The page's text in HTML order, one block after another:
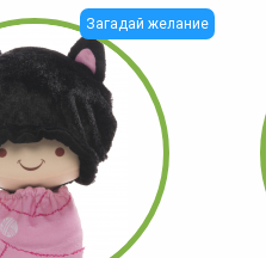
Загадай желание